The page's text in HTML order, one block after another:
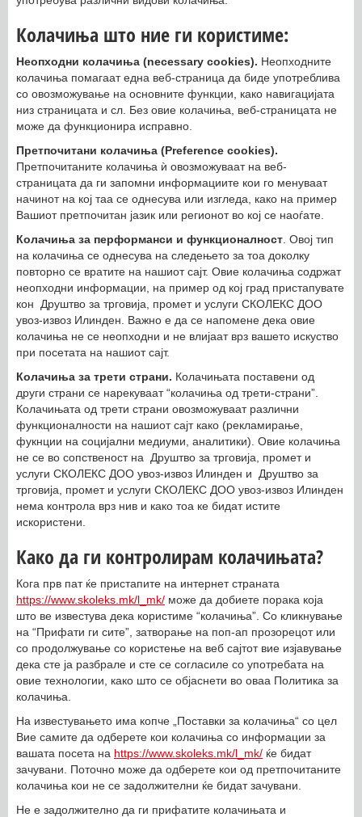
Колачиња што ние ги користиме:
Неопходни колачиња (necessary cookies). Неопходните
колачиња помагаат една веб-страница да биде употреблива
со овозможување на основните функции, како навигацијата
низ страницата и сл. Без овие колачиња, веб-страницата не
може да функционира исправно.
Претпочитани колачиња (Preference cookies).
Претпочитаните колачиња ѝ овозможуваат на веб-
страницата да ги запомни информациите кои го менуваат
начинот на кој таа се однесува или изгледа, како на пример
Вашиот претпочитан јазик или регионот во кој се наоѓате.
Колачиња за перформанси и функционалност . Овој тип
на колачиња се однесува на следењето за тоа доколку
повторно се вратите на нашиот сајт. Овие колачиња содржат
неопходни информации, на пример од кој град пристапувате
кон Друштво за трговија, промет и услуги СКОЛЕКС ДОО
увоз-извоз Илинден. Важно е да се напомене дека овие
колачиња не се неопходни и не влијаат врз вашето искуство
при посетата на нашиот сајт.
Колачиња за трети страни. Колачињата поставени од
други страни се нарекуваат “колачиња од трети-страни”.
Колачињата од трети страни овозможуваат различни
функционалности на нашиот сајт како (рекламирање,
фукнции на социјални медиуми, аналитики). Овие колачиња
не се во сопственост на Друштво за трговија, промет и
услуги СКОЛЕКС ДОО увоз-извоз Илинден и Друштво за
трговија, промет и услуги СКОЛЕКС ДОО увоз-извоз Илинден
нема контрола врз нив и како тоа ке бидат истите
искористени.
Како да ги контролирам колачињата?
Кога прв пат ќе пристапите на интернет страната
https://www.skoleks.mk/l_mk/ може да добиете порака која
што ве известува дека користиме “колачиња”. Со кликнување
на “Прифати ги сите”, затворање на поп-ап прозорецот или
со продолжување со користење на веб сајтот вие изјавување
дека сте ја разбрале и сте се согласиле со употребата на
овие технологии, како што се објаснети во оваа Политика за
колачиња.
На известувањето има копче „Поставки за колачиња“ со цел
Вие самите да одберете кои колачиња со информации за
вашата посета на https://www.skoleks.mk/l_mk/ ќе бидат
зачувани. Поточно може да одберете кои од претпочитаните
колачиња кои не се задолжителни ќе бидат зачувани.
Не е задолжително да ги прифатите колачињата и